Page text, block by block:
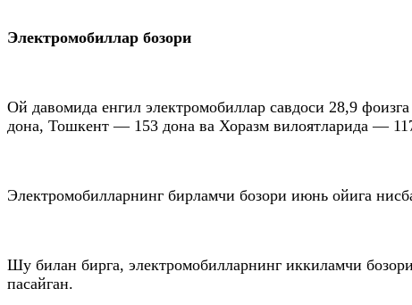
Электромобиллар бозори
Ой давомида енгил электромобиллар савдоси 28,9
дона, Тошкент — 153 дона ва Хоразм вилоятларида —
Электромобилларнинг бирламчи бозори июнь ойига
Шу билан бирга, электромобилларнинг иккиламчи
пасайган.